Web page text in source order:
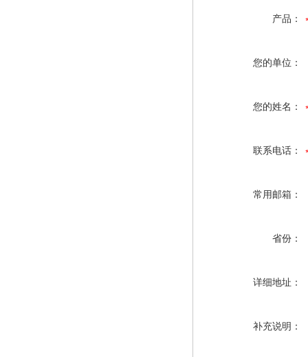
产品：
您的单位：
您的姓名：
联系电话：
常用邮箱：
省份：
详细地址：
补充说明：